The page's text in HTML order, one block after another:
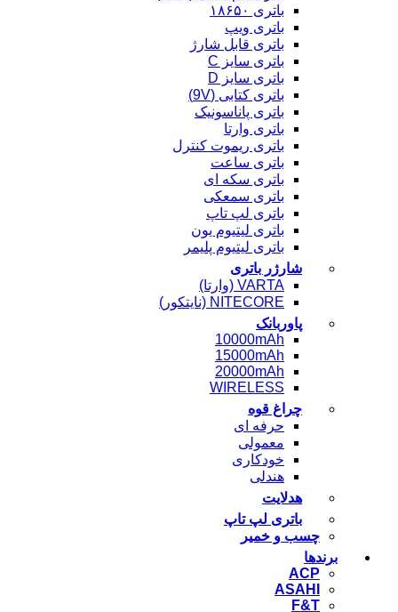
باتری ویپ
باتری قابل شارژ
باتری سایز C
باتری سایز D
باتری کتابی (9V)
باتری پاناسونیک
باتری وارتا
باتری ریموت کنترل
باتری ساعت
باتری سکه ای
باتری سمعکی
باتری لپ تاپ
باتری لیتیوم یون
باتری لیتیوم پلیمر
شارژر باتری
NITECORE (نایتکور)
پاوربانک
10000mAh
15000mAh
20000mAh
WIRELESS
چراغ قوه
حرفه ای
خودکاری
هدلایت
باتری لپ تاپ
چسب و خمیر